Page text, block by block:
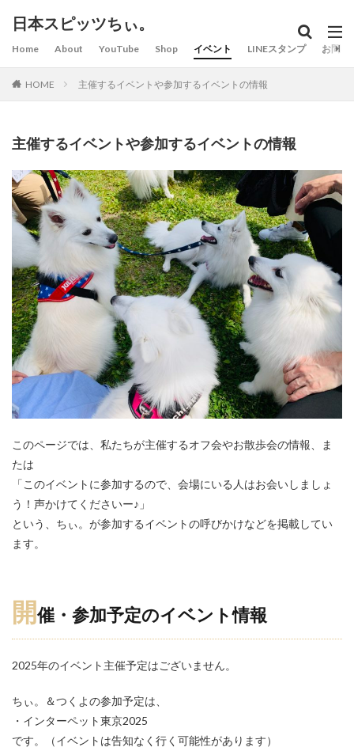
日本スピッツちぃ。
Home About YouTube Shop イベント LINEスタンプ お問い
HOME 主催するイベントや参加するイベントの情報
主催するイベントや参加するイベントの情報
このページでは、私たちが主催するオフ会やお散歩会の情報、ま
たは
「このイベントに参加するので、会場にいる人はお会いしましょ
う！声かけてくださいー♪」
という、ちぃ。が参加するイベントの呼びかけなどを掲載してい
ます。
開催・参加予定のイベント情報
2025年のイベント主催予定はございません。
ちぃ。＆つくよの参加予定は、
・インターペット東京2025
です。（イベントは告知なく行く可能性があります）